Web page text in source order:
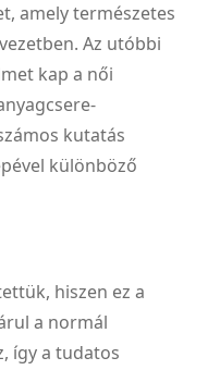
amely természetes
Az utóbbi
kap a női
kutatás
különböző
hiszen ez a
a normál
így a tudatos